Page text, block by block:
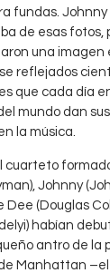
fundas. Johnny
de esas fotos,
una imagen
reflejados
que cada día
mundo dan sus
la música.
cuarteto
Johnny
Dee (Douglas
habían
antro de la
Manhattan –el